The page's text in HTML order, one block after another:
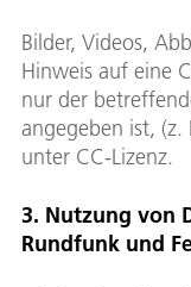
Bilder, Videos,
Hinweis auf eine
nur der
angegeben ist,
unter CC-Lizenz.
3. Nutzung von
Rundfunk und